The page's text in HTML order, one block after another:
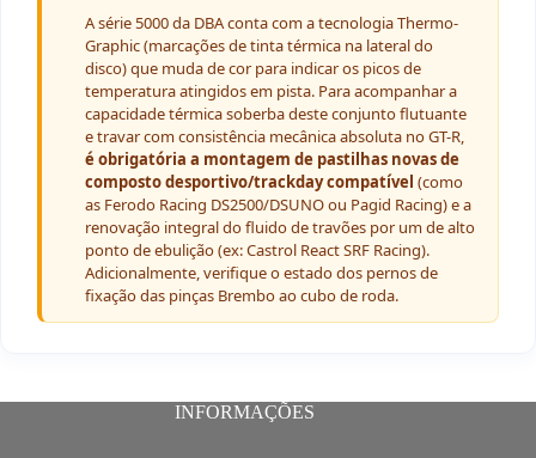
A série 5000 da DBA conta com a tecnologia Thermo-
Graphic (marcações de tinta térmica na lateral do
disco) que muda de cor para indicar os picos de
temperatura atingidos em pista. Para acompanhar a
capacidade térmica soberba deste conjunto flutuante
e travar com consistência mecânica absoluta no GT-R,
é obrigatória a montagem de pastilhas novas de
composto desportivo/trackday compatível (como
as Ferodo Racing DS2500/DSUNO ou Pagid Racing) e a
renovação integral do fluido de travões por um de alto
ponto de ebulição (ex: Castrol React SRF Racing).
Adicionalmente, verifique o estado dos pernos de
fixação das pinças Brembo ao cubo de roda.
INFORMAÇÕES